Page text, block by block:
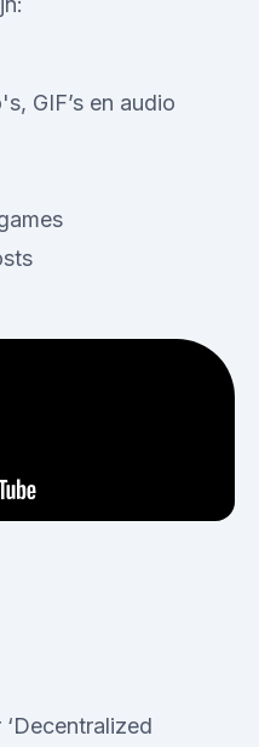
GIF’s en audio